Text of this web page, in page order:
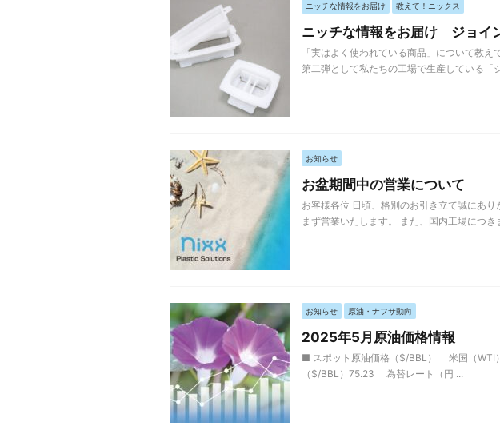
ニッチな情報をお届け 教えて！ニックス
ニッチな情報をお届け ジョイ
「実はよく使われている商品」について教
第二弾として私たちの工場で生産している「
お知らせ
お盆期間中の営業について
お客様各位 日頃、格別のお引き立て誠にあ
まず営業いたします。 また、国内工場につ
お知らせ 原油・ナフサ動向
2025年5月原油価格情報
■ スポット原油価格（$/BBL） 米国（
（$/BBL）75.23 為替レート（円 ...